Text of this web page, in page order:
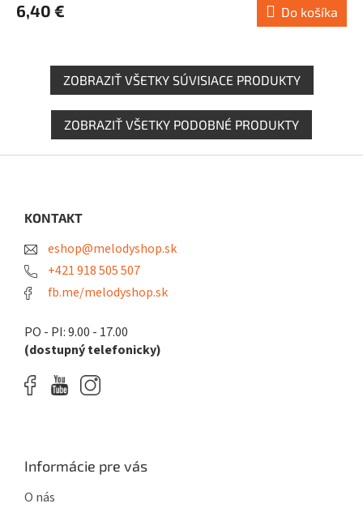
6,40 € Do košíka
ZOBRAZIŤ VŠETKY SÚVISIACE PRODUKTY
ZOBRAZIŤ VŠETKY PODOBNÉ PRODUKTY
KONTAKT
eshop@melodyshop.sk
+421 918 505 507
fb.me/melodyshop.sk
PO - PI: 9.00 - 17.00
(dostupný telefonicky)
Informácie pre vás
O nás